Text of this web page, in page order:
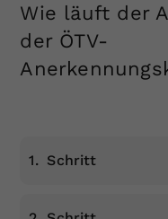
Wie läuft der
der ÖTV-
1. Schritt